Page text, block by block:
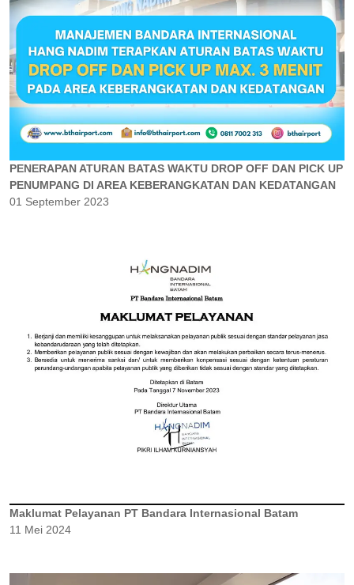
PENERAPAN ATURAN BATAS WAKTU DROP OFF DAN PICK UP
PENUMPANG DI AREA KEBERANGKATAN DAN KEDATANGAN
01 September 2023
Maklumat Pelayanan PT Bandara Internasional Batam
11 Mei 2024